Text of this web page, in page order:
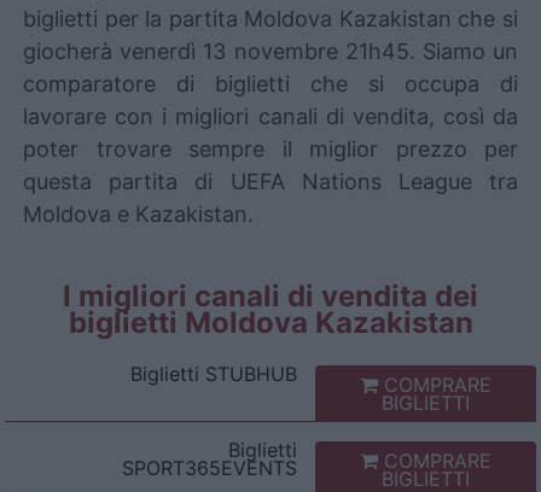
biglietti per la partita Moldova Kazakistan che si
giocherà venerdì 13 novembre 21h45. Siamo un
comparatore di biglietti che si occupa di
lavorare con i migliori canali di vendita, così da
poter trovare sempre il miglior prezzo per
questa partita di UEFA Nations League tra
Moldova e Kazakistan.
I migliori canali di vendita dei
biglietti Moldova Kazakistan
Biglietti STUBHUB COMPRARE
BIGLIETTI
Biglietti
SPORT365EVENTS COMPRARE
BIGLIETTI